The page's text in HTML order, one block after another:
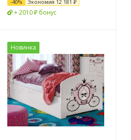
-40% Экономия 12 181 ₽
+ 2010 ₽ бонус
Новинка